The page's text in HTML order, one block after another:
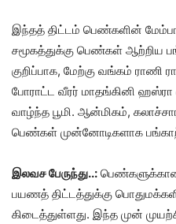
இந்​தத் திட்​டம் பெண்​களின்
சமூகத்​துக்கு பெண்​கள் ஆற்​றிய
குறிப்​பாக, மேற்கு வங்​கம் ராணி
போராட்ட வீரர் மாதங்​கினி
வாழ்ந்த பூமி. ஆன்​மிகம்,
பெண்​கள் முன்னோடிகளாக
இலவச பேருந்து..: பெண்​களுக்​கான
பயணத் திட்​டத்​துக்கு
கிடைத்​துள்​ளது. இந்த முன்​